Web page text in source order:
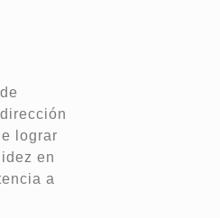
lograr
en
a